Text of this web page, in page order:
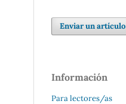
Enviar un artículo
Información
Para lectores/as